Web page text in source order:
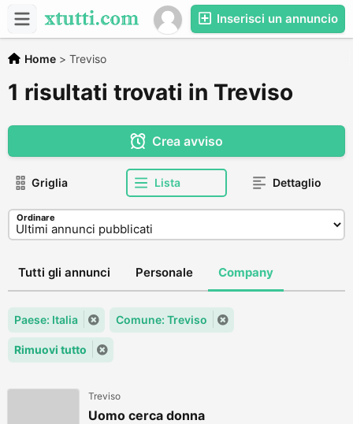
Inserisci un annuncio
Home > Treviso
1 risultati trovati in Treviso
Crea avviso
Griglia Lista Dettaglio
Ordinare
Tutti gli annunci Personale Company
Paese: Italia Comune: Treviso
Rimuovi tutto
Treviso
Uomo cerca donna